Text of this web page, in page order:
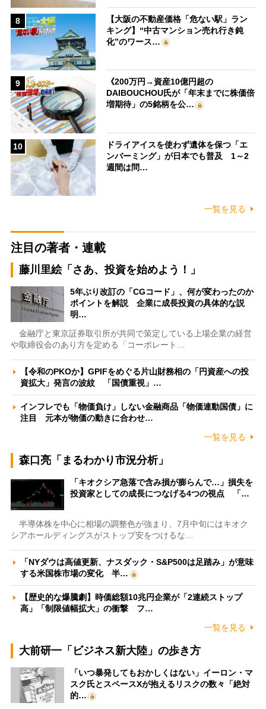
8
【大阪の不動産価格「危ない駅」ラン
キング】“中古マンション売れ行き鈍
化”のワース…
9
《200万円→資産10億円超の
DAIBOUCHOU氏が「年末までに株価倍
増期待」の5銘柄を公…
10
ドライアイスを使わず遺体を保つ「エ
ンバーミング」が日本でも普及 1～2
週間は問…
一覧を見る
注目の著者・連載
藤川里絵「さあ、投資を始めよう！」
5年ぶり改訂の「CGコード」、何が変わったのか
ポイントを解説 企業に成長投資の具体的な説
明…
金融庁と東京証券取引所が共同で策定している上場企業の経営
や取締役会のあり方を定める「コーポレート…
【令和のPKOか】GPIFをめぐる片山財務相の「円資産への投
資拡大」発言の波紋 「国債重視」…
インフレでも「物価負け」しない金融商品「物価連動国債」に
注目 元本が物価の動きに合わせ…
一覧を見る
森口亮「まるわかり市況分析」
「キオクシア急落で含み損が膨らんで…」損失を
投資家としての成長につなげる4つの視点 「…
半導体株を中心に相場の調整色が強まり、7月中旬にはキオク
シアホールディングスがストップ安をつけるな…
「NYダウは高値更新、ナスダック・S&P500は足踏み」が意味
する米国株市場の変化 半…
【歴史的な爆騰劇】時価総額10兆円企業が「2連続ストップ
高」「制限値幅拡大」の衝撃 フ…
一覧を見る
大前研一「ビジネス新大陸」の歩き方
「いつ暴発してもおかしくはない」イーロン・マ
スク氏とスペースXが抱えるリスクの数々「絶対
的…